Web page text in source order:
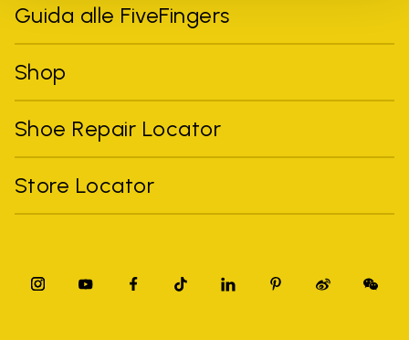
Guida alle FiveFingers
Shop
Shoe Repair Locator
Store Locator